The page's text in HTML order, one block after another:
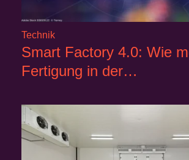
Technik
Smart Factory 4.0: Wie
Fertigung in der…